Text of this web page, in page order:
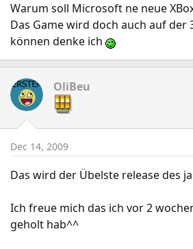
Warum soll Microsoft ne neue
Das Game wird doch auch auf der
können denke ich
OliBeu
Dec 14, 2009
Das wird der Übelste release des
Ich freue mich das ich vor 2
geholt hab^^